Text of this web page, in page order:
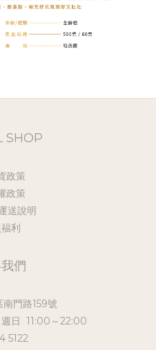
SHOP
政策
政策
送說明
利
們
門路159號
日 11:00～22:00
5122